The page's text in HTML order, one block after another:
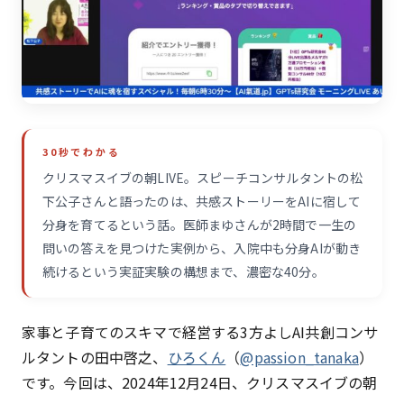
30秒でわかる
クリスマスイブの朝LIVE。スピーチコンサルタントの松
下公子さんと語ったのは、共感ストーリーをAIに宿して
分身を育てるという話。医師まゆさんが2時間で一生の
問いの答えを見つけた実例から、入院中も分身AIが動き
続けるという実証実験の構想まで、濃密な40分。
家事と子育てのスキマで経営する3方よしAI共創コンサ
ルタントの田中啓之、 ひろくん （@passion_tanaka）
です。今回は、2024年12月24日、クリスマスイブの朝